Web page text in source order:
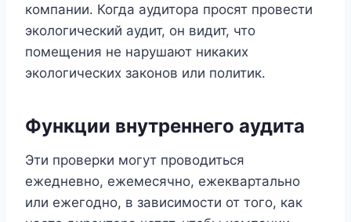
компании. Когда аудитора просят провести
экологический аудит, он видит, что
помещения не нарушают никаких
экологических законов или политик.
Функции внутреннего аудита
Эти проверки могут проводиться
ежедневно, ежемесячно, ежеквартально
или ежегодно, в зависимости от того, как